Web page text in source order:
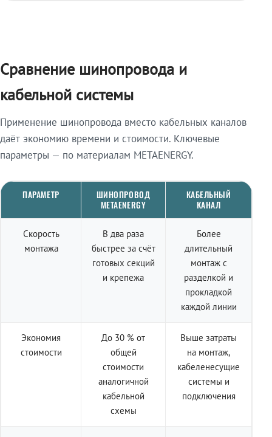
Сравнение шинопровода и
кабельной системы
Применение шинопровода вместо кабельных каналов
даёт экономию времени и стоимости. Ключевые
параметры — по материалам METAENERGY.
ПАРАМЕТР
ШИНОПРОВОД
METAENERGY
КАБЕЛЬНЫЙ
КАНАЛ
Скорость
монтажа
В два раза
быстрее за счёт
готовых секций
и крепежа
Более
длительный
монтаж с
разделкой и
прокладкой
каждой линии
Экономия
стоимости
До 30 % от
общей
стоимости
аналогичной
кабельной
схемы
Выше затраты
на монтаж,
кабеленесущие
системы и
подключения